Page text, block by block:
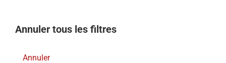
Annuler tous les filtres
Annuler